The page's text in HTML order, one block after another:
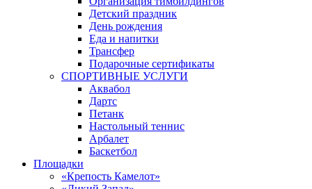
Детский праздник
День рождения
Еда и напитки
Трансфер
Подарочные сертификаты
СПОРТИВНЫЕ УСЛУГИ
Аквабол
Дартс
Петанк
Настольный теннис
Арбалет
Баскетбол
Площадки
«Крепость Камелот»